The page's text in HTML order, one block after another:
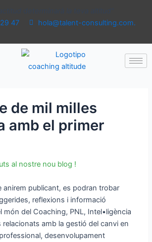
47
hola@talent-consulting.com.
de mil milles
amb el primer
al nostre nou blog !
anirem publicant, es podran trobar
reflexions i informació
món del Coaching, PNL, Intel•ligència
relacionats amb la gestió del canvi en
desenvolupament